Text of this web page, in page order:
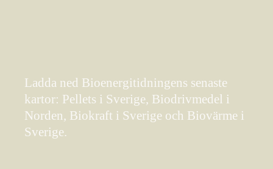
Ladda ned Bioenergitidningens senaste
kartor: Pellets i Sverige, Biodrivmedel i
Norden, Biokraft i Sverige och Biovärme i
Sverige.